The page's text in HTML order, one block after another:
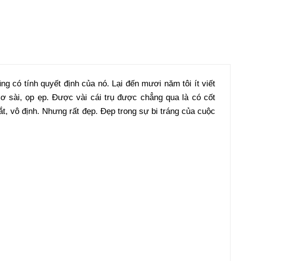
có tính quyết định của nó. Lại đến mươi năm tôi ít viết
sài, ọp ẹp. Được vài cái trụ được chẳng qua là có cốt
vô định. Nhưng rất đẹp. Đẹp trong sự bi tráng của cuộc